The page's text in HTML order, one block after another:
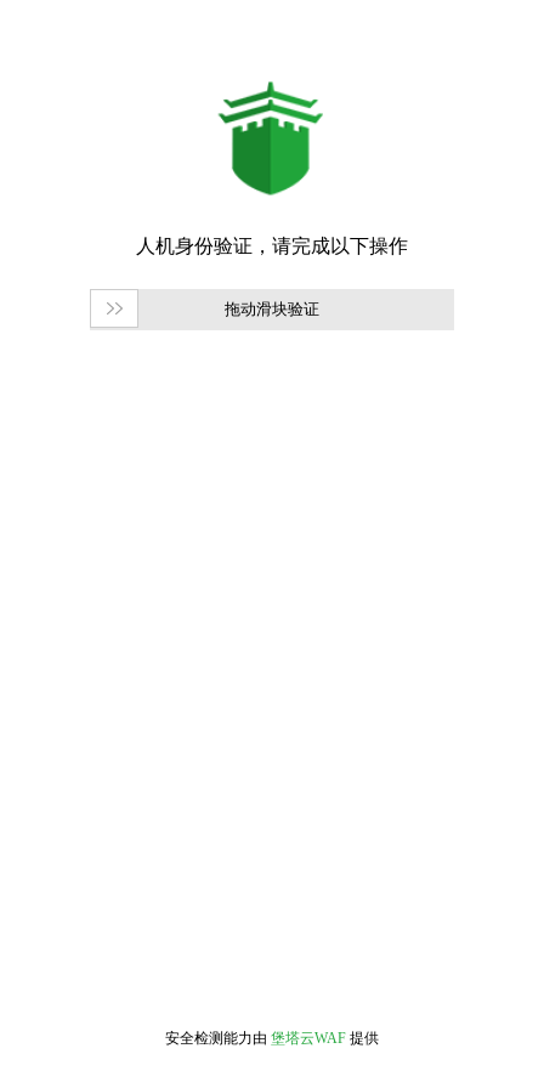
拖动滑块验证
安全检测能力由 堡塔云WAF 提供